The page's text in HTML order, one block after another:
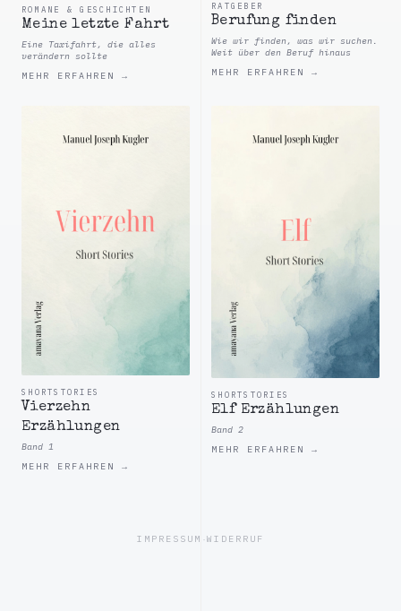
ROMANE & GESCHICHTEN
Meine letzte Fahrt
Eine Taxifahrt, die alles
verändern sollte
MEHR ERFAHREN →
RATGEBER
Berufung finden
Wie wir finden, was wir suchen.
Weit über den Beruf hinaus
MEHR ERFAHREN →
SHORTSTORIES
Vierzehn
Erzählungen
Band 1
MEHR ERFAHREN →
SHORTSTORIES
Elf Erzählungen
Band 2
MEHR ERFAHREN →
IMPRESSUM ·WIDERRUF